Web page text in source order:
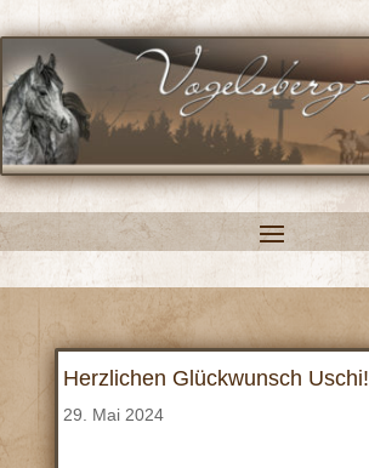
Herzlichen Glückwunsch Uschi!
29. Mai 2024